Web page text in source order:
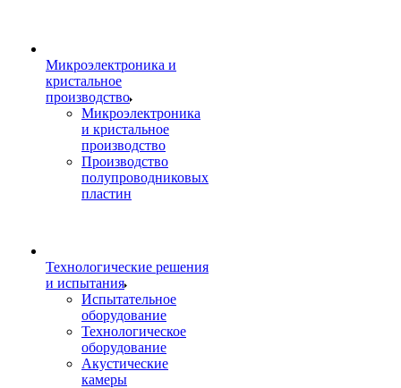
Микроэлектроника и
кристальное
производство
Микроэлектроника
и кристальное
производство
Производство
полупроводниковых
пластин
Технологические решения
и испытания
Испытательное
оборудование
Технологическое
оборудование
Акустические
камеры